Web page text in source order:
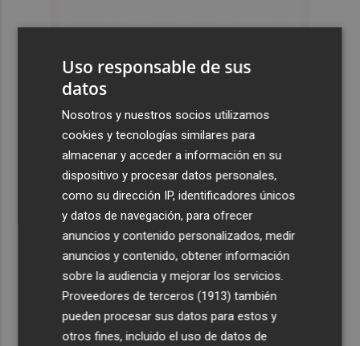
Últimas Noticias
Castelló apuesta por convertir el eclipse en un referente
científico: recibirá a un gran equipo de expertos
El Villarreal anuncia a sus seis capitanes: Gerard
Moreno, Foyth, Comesaña, Ayoze, Cardona y Logan
Costa
Más problemas en el lateral derecho: Monferrer sufre
una lesión muscular
San Javier da viabilidad al nuevo contrato del transporte
urbano y a un hotel de cuatro estrellas en La Manga con
324 habitaciones
Uso responsable de sus
datos
Nosotros y nuestros socios utilizamos
cookies y tecnologías similares para
almacenar y acceder a información en su
dispositivo y procesar datos personales,
como su dirección IP, identificadores únicos
y datos de navegación, para ofrecer
anuncios y contenido personalizados, medir
anuncios y contenido, obtener información
sobre la audiencia y mejorar los servicios.
Proveedores de terceros (1913) también
pueden procesar sus datos para estos y
otros fines, incluido el uso de datos de